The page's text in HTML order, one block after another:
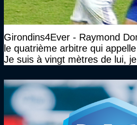
Girondins4Ever - Raymond
le quatrième arbitre qui
Je suis à vingt mètres de lui,